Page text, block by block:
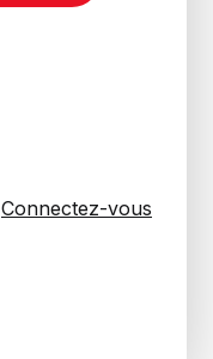
Connectez-vous